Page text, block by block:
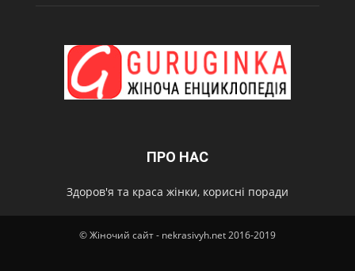
ПРО НАС
Здоров'я та краса жінки, корисні поради
© Жіночий сайт - nekrasivyh.net 2016-2019